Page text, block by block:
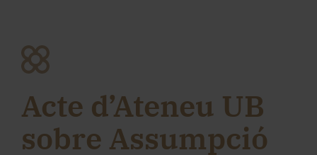
Acte d’Ateneu UB
sobre Assumpció